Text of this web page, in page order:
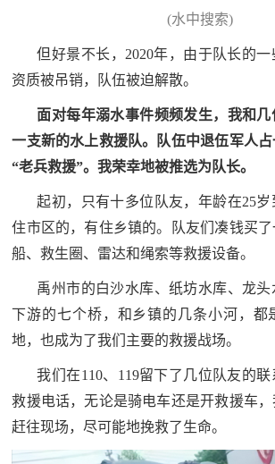
(水中搜索)
但好景不长，2020年，由于队长的
资质被吊销，队伍被迫解散。
面对每年溺水事件频频发生，我和
一支新的水上救援队。队伍中退伍军人
“老兵救援”。我荣幸地被推选为队长。
起初，只有十多位队友，年龄在25
住市区的，有住乡镇的。队友们凑钱买
船、救生圈、雷达和绳索等救援设备。
禹州市的白沙水库、纸坊水库、龙头
下游的七个桥，和乡镇的几条小河，都
地，也成为了我们主要的救援战场。
我们在110、119留下了几位队友的
救援电话，无论是骑电车还是开救援车
赶往现场，尽可能地挽救了生命。